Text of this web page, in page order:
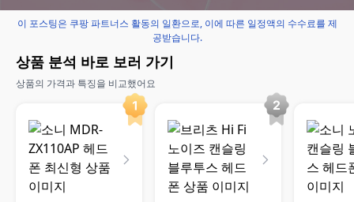
이 포스팅은 쿠팡 파트너스 활동의 일환으로, 이에 따른 일정액의 수수료를 제
공받습니다.
상품 분석 바로 보러 가기
상품의 가격과 특징을 비교했어요